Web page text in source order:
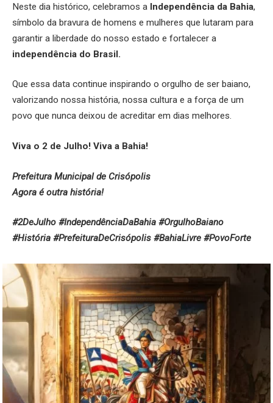
Neste dia histórico, celebramos a Independência da Bahia,
símbolo da bravura de homens e mulheres que lutaram para
garantir a liberdade do nosso estado e fortalecer a
independência do Brasil.
Que essa data continue inspirando o orgulho de ser baiano,
valorizando nossa história, nossa cultura e a força de um
povo que nunca deixou de acreditar em dias melhores.
Viva o 2 de Julho! Viva a Bahia!
Prefeitura Municipal de Crisópolis
Agora é outra história!
#2DeJulho #IndependênciaDaBahia #OrgulhoBaiano
#História #PrefeituraDeCrisópolis #BahiaLivre #PovoForte